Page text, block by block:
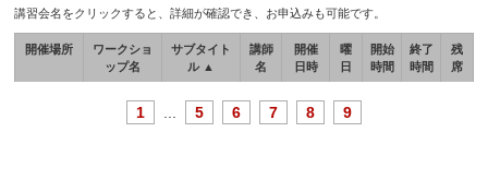
講習会名をクリックすると、詳細が確認でき、お申込みも可能です。
開催場所
ワークショ
ップ名
サブタイト
ル ▲
講師
名
開催
日時
曜
日
開始
時間
終了
時間
残
席
1 5 6 7 8 9